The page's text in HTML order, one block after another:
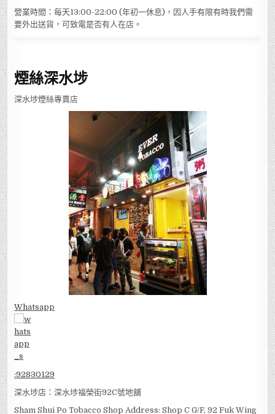
營業時間：每天13:00-22:00 (年初一休息)，因人手有限有時我們需
要外出送貨，可致電是否有人在店。
煙絲深水埗
深水埗煙絲專賣店
Whatsapp
:92830129
深水埗店：深水埗福榮街92C號地舖
Sham Shui Po Tobacco Shop Address: Shop C G/F, 92 Fuk Wing